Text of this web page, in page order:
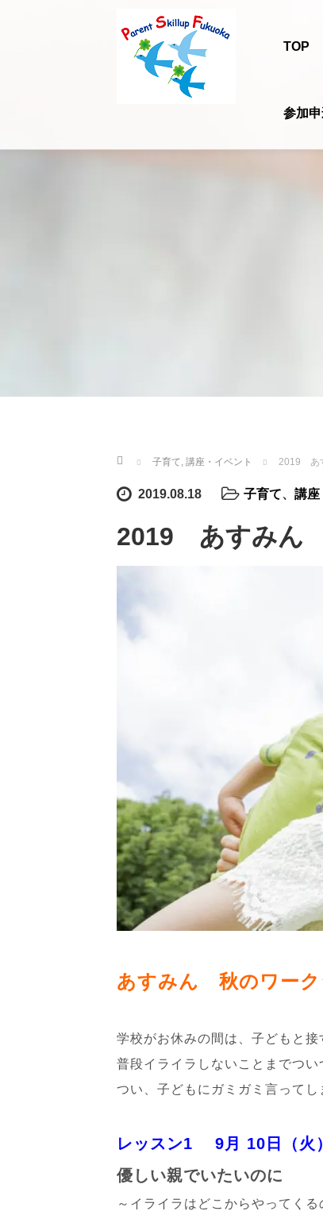
TOP
参加
ホーム 子育て, 講座・イベント 2019 あ
2019.08.18 子育て、 講座
2019 あすみん
あすみん 秋のワーク
学校がお休みの間は、子どもと接
普段イライラしないことまでつい
つい、子どもにガミガミ言って
レッスン1 9月 10日（火
優しい親でいたいのに
～イライラはどこからやってくる